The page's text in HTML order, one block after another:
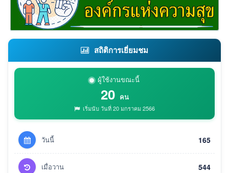
สถิติการเยี่ยมชม
ผู้ใช้งานขณะนี้
20 คน
เริ่มนับ วันที่ 20 มกราคม 2566
วันนี้ 165
เมื่อวาน 544